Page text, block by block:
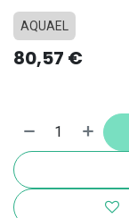
AQUAEL
80,57 €